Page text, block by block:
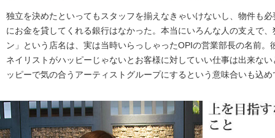
独立を決めたといってもスタッフを揃えなきゃいけないし、物件も
にお金を貸してくれる銀行はなかった。本当にいろんな人の支えで
ン」という店名は、実は当時いらっしゃったOPIの営業部長の名前
ネイリストがハッピーじゃないとお客様に対していい仕事は出来な
ッピーで気の合うアーティストグループにするという意味合いも込